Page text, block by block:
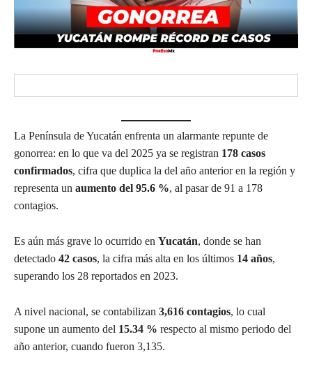
La Península de Yucatán enfrenta un alarmante repunte de
gonorrea: en lo que va del 2025 ya se registran 178 casos
confirmados, cifra que duplica la del año anterior en la región y
representa un aumento del 95.6 %, al pasar de 91 a 178
contagios.
Es aún más grave lo ocurrido en Yucatán, donde se han
detectado 42 casos, la cifra más alta en los últimos 14 años,
superando los 28 reportados en 2023.
A nivel nacional, se contabilizan 3,616 contagios, lo cual
supone un aumento del 15.34 % respecto al mismo periodo del
año anterior, cuando fueron 3,135.